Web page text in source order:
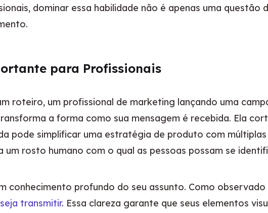
dominar essa habilidade não é apenas uma questão
para Profissionais
roteiro, um profissional de marketing lançando uma
a forma como sua mensagem é recebida. Ela
pode simplificar uma estratégia de produto com
rosto humano com o qual as pessoas possam se
conhecimento profundo do seu assunto. Como
transmitir. Essa clareza garante que seus elementos